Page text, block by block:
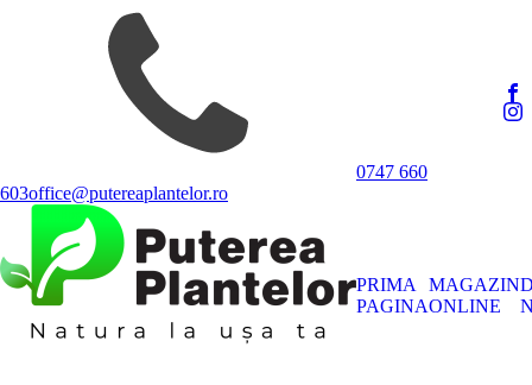
0747 660
603office@putereaplantelor.ro
PRIMA
PAGINA
MAGAZIN
ONLINE